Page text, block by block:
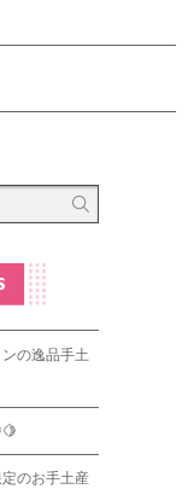
の逸品手土
のお手土産